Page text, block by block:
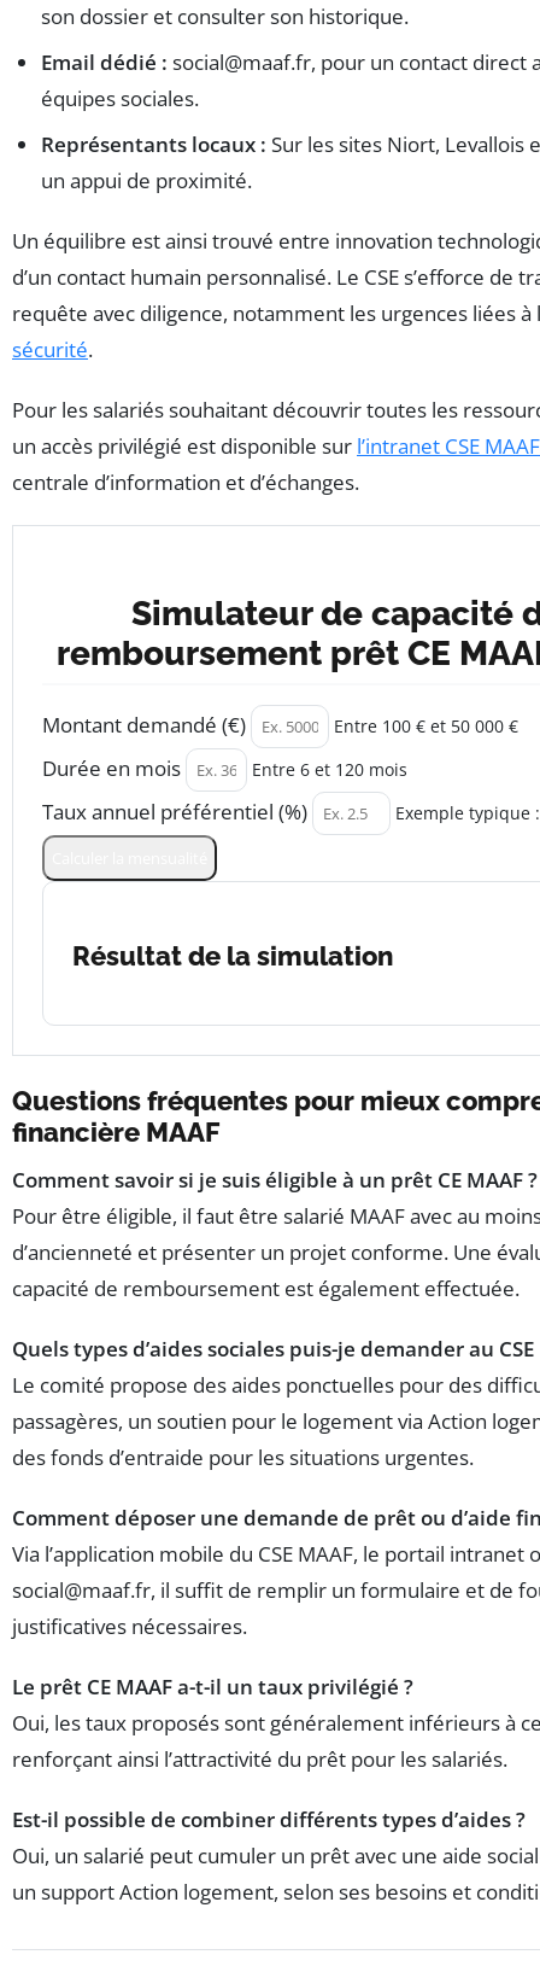
son dossier et consulter son historique.
Email dédié : social@maaf.fr, pour un contact direct
équipes sociales.
Représentants locaux : Sur les sites Niort, Levallois
un appui de proximité.
Un équilibre est ainsi trouvé entre innovation
d’un contact humain personnalisé. Le CSE s’efforce de
requête avec diligence, notamment les urgences liées à
sécurité.
Pour les salariés souhaitant découvrir toutes les
un accès privilégié est disponible sur l’intranet CSE MAAF
centrale d’information et d’échanges.
Simulateur de capacité
remboursement prêt CE
Ce simulateur calcule instantanément la
Montant demandé (€) Entre 100 € et 50 000 €
Durée en mois Entre 6 et 120 mois
Taux annuel préférentiel (%) Exemple typique
Résultat de la simulation
Questions fréquentes pour mieux
financière MAAF
Comment savoir si je suis éligible à un prêt CE MAAF ?
Pour être éligible, il faut être salarié MAAF avec au
d’ancienneté et présenter un projet conforme. Une
capacité de remboursement est également effectuée.
Quels types d’aides sociales puis-je demander au CSE
Le comité propose des aides ponctuelles pour des
passagères, un soutien pour le logement via Action
des fonds d’entraide pour les situations urgentes.
Comment déposer une demande de prêt ou d’aide
Via l’application mobile du CSE MAAF, le portail intranet
social@maaf.fr, il suffit de remplir un formulaire et de
justificatives nécessaires.
Le prêt CE MAAF a-t-il un taux privilégié ?
Oui, les taux proposés sont généralement inférieurs à
renforçant ainsi l’attractivité du prêt pour les salariés.
Est-il possible de combiner différents types d’aides ?
Oui, un salarié peut cumuler un prêt avec une aide
un support Action logement, selon ses besoins et